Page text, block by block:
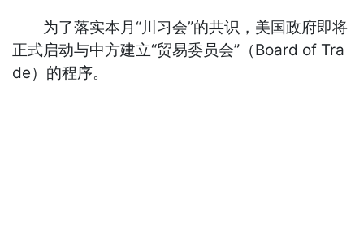
为了落实本月“川习会”的共识，美国政府即将
正式启动与中方建立“贸易委员会”（Board of Tra
de）的程序。